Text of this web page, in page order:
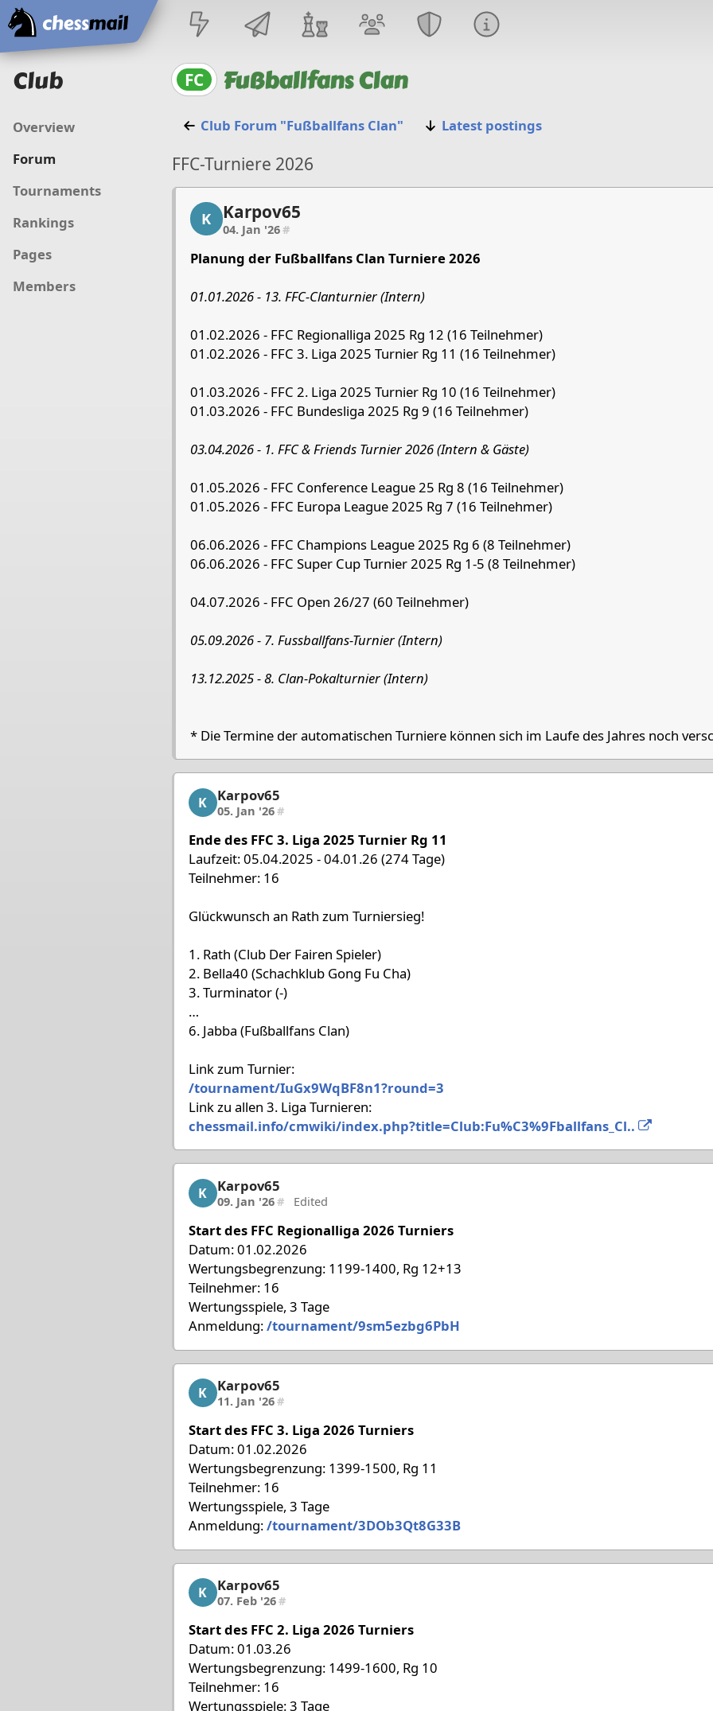
Home
Club
Overview
Forum
Tournaments
Rankings
Pages
Members
FC Fußballfans Clan
Club Forum "Fußballfans Clan" Latest postings
FFC-Turniere 2026
Karpov65, 1/18, 04. Jan '26
K Karpov65
04. Jan '26#
Planung der Fußballfans Clan Turniere 2026
01.01.2026 - 13. FFC-Clanturnier (Intern)
01.02.2026 - FFC Regionalliga 2025 Rg 12 (16 Teilnehmer)
01.02.2026 - FFC 3. Liga 2025 Turnier Rg 11 (16 Teilnehmer)
01.03.2026 - FFC 2. Liga 2025 Turnier Rg 10 (16 Teilnehmer)
01.03.2026 - FFC Bundesliga 2025 Rg 9 (16 Teilnehmer)
03.04.2026 - 1. FFC & Friends Turnier 2026 (Intern & Gäste)
01.05.2026 - FFC Conference League 25 Rg 8 (16 Teilnehmer)
01.05.2026 - FFC Europa League 2025 Rg 7 (16 Teilnehmer)
06.06.2026 - FFC Champions League 2025 Rg 6 (8 Teilnehmer)
06.06.2026 - FFC Super Cup Turnier 2025 Rg 1-5 (8 Teilnehmer)
04.07.2026 - FFC Open 26/27 (60 Teilnehmer)
05.09.2026 - 7. Fussballfans-Turnier (Intern)
13.12.2025 - 8. Clan-Pokalturnier (Intern)
* Die Termine der automatischen Turniere können sich im Laufe des Jahres noch
Karpov65, 2/18, 05. Jan '26
K Karpov65
05. Jan '26#
Ende des FFC 3. Liga 2025 Turnier Rg 11
Laufzeit: 05.04.2025 - 04.01.26 (274 Tage)
Teilnehmer: 16
Glückwunsch an Rath zum Turniersieg!
1. Rath (Club Der Fairen Spieler)
2. Bella40 (Schachklub Gong Fu Cha)
3. Turminator (-)
…
6. Jabba (Fußballfans Clan)
Link zum Turnier:
/tournament/IuGx9WqBF8n1?round=3
Link zu allen 3. Liga Turnieren:
chessmail.info/cmwiki/index.php?title=Club:Fu%C3%9Fballfans_Cl..
Karpov65, 3/18, 09. Jan '26
K Karpov65
09. Jan '26# Edited
Start des FFC Regionalliga 2026 Turniers
Datum: 01.02.2026
Wertungsbegrenzung: 1199-1400, Rg 12+13
Teilnehmer: 16
Wertungsspiele, 3 Tage
Anmeldung:/tournament/9sm5ezbg6PbH
Karpov65, 4/18, 11. Jan '26
K Karpov65
11. Jan '26#
Start des FFC 3. Liga 2026 Turniers
Datum: 01.02.2026
Wertungsbegrenzung: 1399-1500, Rg 11
Teilnehmer: 16
Wertungsspiele, 3 Tage
Anmeldung:/tournament/3DOb3Qt8G33B
Karpov65, 5/18, 07. Feb '26
K Karpov65
07. Feb '26#
Start des FFC 2. Liga 2026 Turniers
Datum: 01.03.26
Wertungsbegrenzung: 1499-1600, Rg 10
Teilnehmer: 16
Wertungsspiele: 3 Tage